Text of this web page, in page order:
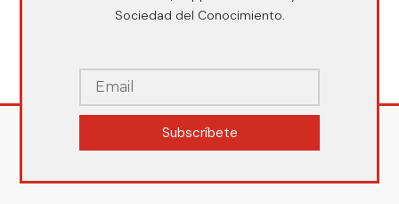
Sociedad del Conocimiento.
Subscríbete